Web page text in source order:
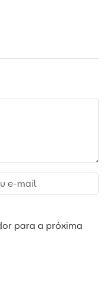
para a próxima